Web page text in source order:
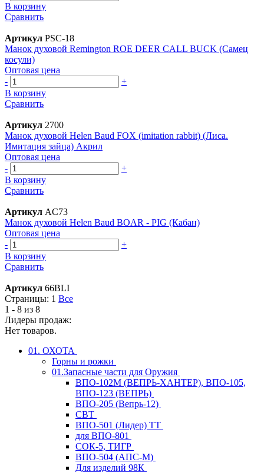
В корзину
Сравнить
Артикул PSC-18
Манок духовой Remington ROE DEER CALL BUCK (Самец
косули)
Оптовая цена
-
+
В корзину
Сравнить
Артикул 2700
Манок духовой Helen Baud FOX (imitation rabbit) (Лиса.
Имитация зайца) Акрил
Оптовая цена
-
+
В корзину
Сравнить
Артикул AC73
Манок духовой Helen Baud BOAR - PIG (Кабан)
Оптовая цена
-
+
В корзину
Сравнить
Артикул 66BLI
Страницы: 1 Все
1 - 8 из 8
Лидеры продаж:
Нет товаров.
01. ОХОТА
Горны и рожки
01.Запасные части для Оружия
ВПО-102М (ВЕПРЬ-ХАНТЕР), ВПО-105,
ВПО-123 (ВЕПРЬ)
ВПО-205 (Вепрь-12)
СВТ
ВПО-501 (Лидер) ТТ
для ВПО-801
СОК-5, ТИГР
ВПО-504 (АПС-М)
Для изделий 98К